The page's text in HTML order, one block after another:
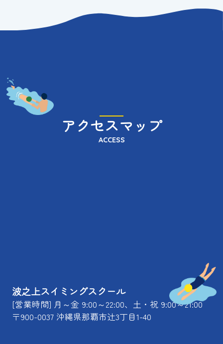
アクセスマップ
ACCESS
波之上スイミングスクール
[営業時間] 月～金 9:00～22:00、土・祝 9:00～21:00
〒900-0037 沖縄県那覇市辻3丁目1-40